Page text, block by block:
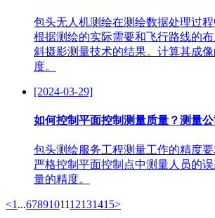
包头无人机测绘在测绘数据处理过
根据测绘的实际需要和飞行路线的
斜摄影测量技术的结果。计算其成
度。
[2024-03-29]
如何控制平面控制测量质量？测量
包头测绘服务工程测量工作的精度
严格控制平面控制点中测量人员的
量的精度。
<1 ...6789101112131415>